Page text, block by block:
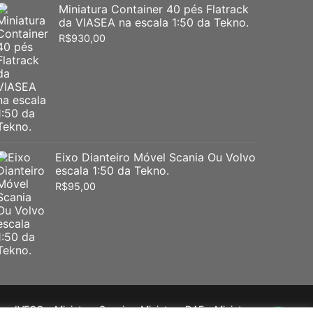
Miniatura Container 40 pés Flatrack
da VIASEA na escala 1:50 da Tekno.
R$930,00
Eixo Dianteiro Móvel Scania Ou Volvo
escala 1:50 da Tekno.
R$95,00
IVECO – Miniatura Scania – Miniatura DAF – Miniatura